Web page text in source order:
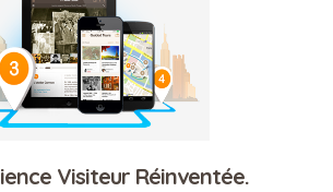
Visiteur Réinventée.